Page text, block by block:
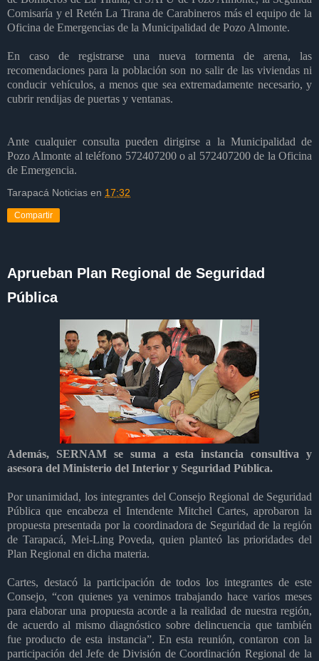
Comisaría y el Retén La Tirana de Carabineros más el equipo de la
Oficina de Emergencias de la Municipalidad de Pozo Almonte.
En caso de registrarse una nueva tormenta de arena, las
recomendaciones para la población son no salir de las viviendas ni
conducir vehículos, a menos que sea extremadamente necesario, y
cubrir rendijas de puertas y ventanas.
Ante cualquier consulta pueden dirigirse a la Municipalidad de
Pozo Almonte al teléfono 572407200 o al 572407200 de la Oficina
de Emergencia.
Tarapacá Noticias en 17:32
Compartir
Aprueban Plan Regional de Seguridad
Pública
Además, SERNAM se suma a esta instancia consultiva y
asesora del Ministerio del Interior y Seguridad Pública.
Por unanimidad, los integrantes del Consejo Regional de Seguridad
Pública que encabeza el Intendente Mitchel Cartes, aprobaron la
propuesta presentada por la coordinadora de Seguridad de la región
de Tarapacá, Mei-Ling Poveda, quien planteó las prioridades del
Plan Regional en dicha materia.
Cartes, destacó la participación de todos los integrantes de este
Consejo, “con quienes ya venimos trabajando hace varios meses
para elaborar una propuesta acorde a la realidad de nuestra región,
de acuerdo al mismo diagnóstico sobre delincuencia que también
fue producto de esta instancia”. En esta reunión, contaron con la
participación del Jefe de División de Coordinación Regional de la